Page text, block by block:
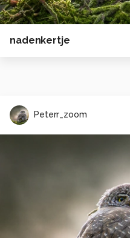
nadenkertje
Peterr_zoom